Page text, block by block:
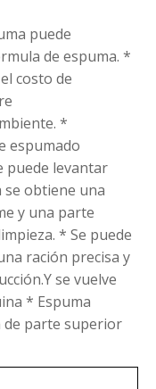
puede
de espuma. *
costo de
*
espumado
puede levantar
se obtiene una
y una parte
* Se puede
ración precisa y
se vuelve
* Espuma
parte superior